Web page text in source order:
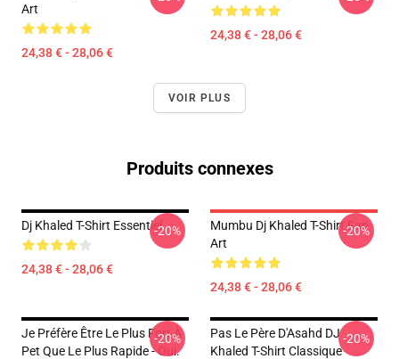
Art
24,38 € - 28,06 €
24,38 € - 28,06 €
VOIR PLUS
Produits connexes
Dj Khaled T-Shirt Essentiel
24,38 € - 28,06 €
-20%
Mumbu Dj Khaled T-Shirt Fan
Art
24,38 € - 28,06 €
-20%
Je Préfère Être Le Plus Fort À
Pet Que Le Plus Rapide - Oui.
-20%
Pas Le Père D'Asahd DJ
Khaled T-Shirt Classique
-20%